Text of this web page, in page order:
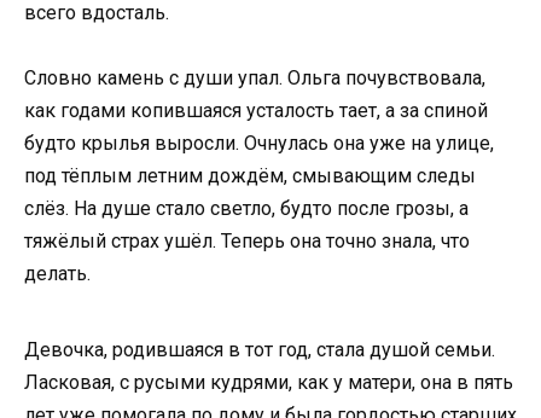
всего вдосталь.
Словно камень с души упал. Ольга почувствовала,
как годами копившаяся усталость тает, а за спиной
будто крылья выросли. Очнулась она уже на улице,
под тёплым летним дождём, смывающим следы
слёз. На душе стало светло, будто после грозы, а
тяжёлый страх ушёл. Теперь она точно знала, что
делать.
Девочка, родившаяся в тот год, стала душой семьи.
Ласковая, с русыми кудрями, как у матери, она в пять